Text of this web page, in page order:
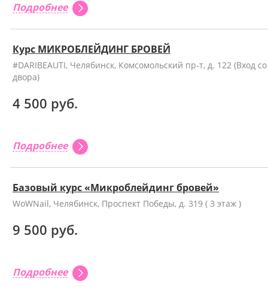
Подробнее
Курс МИКРОБЛЕЙДИНГ БРОВЕЙ
#DARIBEAUTI, Челябинск, Комсомольский пр-т, д. 122 (Вход со
двора)
4 500 руб.
Подробнее
Базовый курс «Микроблейдинг бровей»
WoWNail, Челябинск, Проспект Победы, д. 319 ( 3 этаж )
9 500 руб.
Подробнее